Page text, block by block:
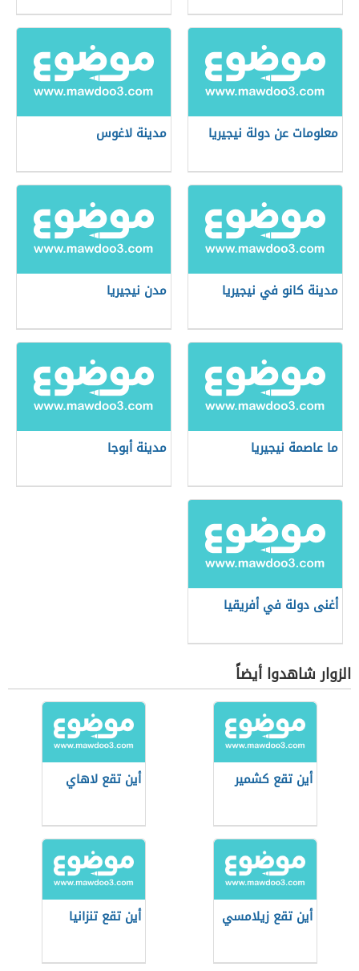
معلومات عن دولة نيجيريا مدينة لاغوس
مدينة كانو في نيجيريا مدن نيجيريا
ما عاصمة نيجيريا مدينة أبوجا
أغنى دولة في أفريقيا
الزوار شاهدوا أيضاً
أين تقع كشمير أين تقع لاهاي
أين تقع زيلامسي أين تقع تنزانيا